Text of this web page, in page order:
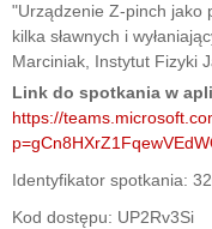
"Urządzenie Z-pinch jako
kilka sławnych i
Marciniak, Instytut Fizyki
Link do spotkania w
https://
Identyfikator spotkania:
Kod dostępu: UP2Rv3Si